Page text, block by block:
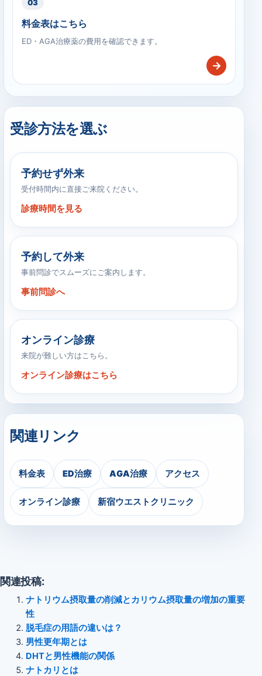
03
料金表はこちら
ED・AGA治療薬の費用を確認できます。
→
受診方法を選ぶ
予約せず外来
受付時間内に直接ご来院ください。
診療時間を見る
予約して外来
事前問診でスムーズにご案内します。
事前問診へ
オンライン診療
来院が難しい方はこちら。
オンライン診療はこちら
関連リンク
料金表 ED治療 AGA治療 アクセス
オンライン診療 新宿ウエストクリニック
関連投稿:
ナトリウム摂取量の削減とカリウム摂取量の増加の重要
性
脱毛症の用語の違いは？
男性更年期とは
DHTと男性機能の関係
ナトカリとは